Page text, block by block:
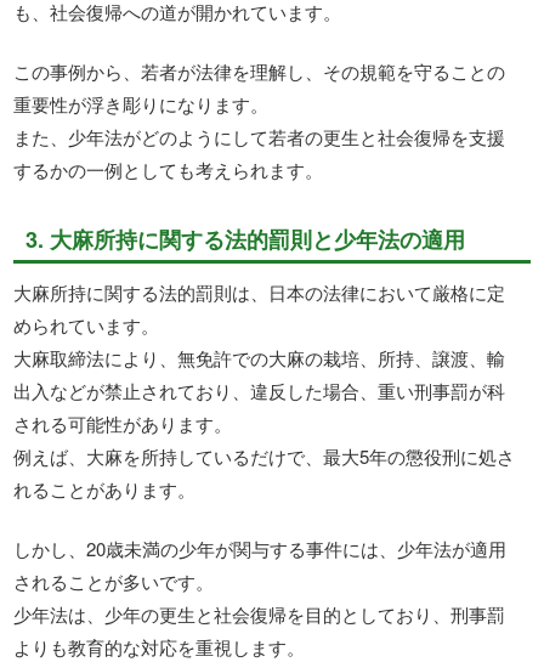
も、社会復帰への道が開かれています。
この事例から、若者が法律を理解し、その規範を守ることの
重要性が浮き彫りになります。
また、少年法がどのようにして若者の更生と社会復帰を支援
するかの一例としても考えられます。
3. 大麻所持に関する法的罰則と少年法の適用
大麻所持に関する法的罰則は、日本の法律において厳格に定
められています。
大麻取締法により、無免許での大麻の栽培、所持、譲渡、輸
出入などが禁止されており、違反した場合、重い刑事罰が科
される可能性があります。
例えば、大麻を所持しているだけで、最大5年の懲役刑に処さ
れることがあります。
しかし、20歳未満の少年が関与する事件には、少年法が適用
されることが多いです。
少年法は、少年の更生と社会復帰を目的としており、刑事罰
よりも教育的な対応を重視します。